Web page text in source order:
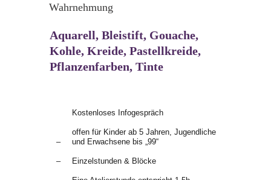
Wahrnehmung
Aquarell, Bleistift, Gouache,
Kohle, Kreide, Pastellkreide,
Pflanzenfarben, Tinte
Kostenloses Infogespräch
offen für Kinder ab 5 Jahren, Jugendliche
und Erwachsene bis „99“
Einzelstunden & Blöcke
–
–